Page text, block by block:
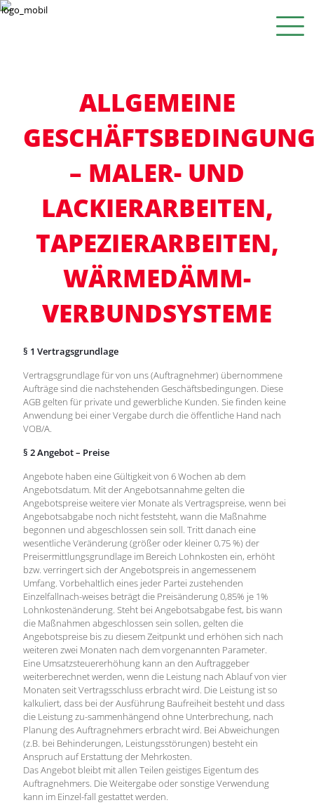
ALLGEMEINE
– MALER- UND
LACKIERARBEITEN,
TAPEZIERARBEITEN,
WÄRMEDÄMM-
VERBUNDSYSTEME
§ 1 Vertragsgrundlage
Vertragsgrundlage für von uns (Auftragnehmer) übernommene
Aufträge sind die nachstehenden Geschäftsbedingungen. Diese
AGB gelten für private und gewerbliche Kunden. Sie finden keine
Anwendung bei einer Vergabe durch die öffentliche Hand nach
VOB/A.
§ 2 Angebot – Preise
Angebote haben eine Gültigkeit von 6 Wochen ab dem
Angebotsdatum. Mit der Angebotsannahme gelten die
Angebotspreise weitere vier Monate als Vertragspreise, wenn bei
Angebotsabgabe noch nicht feststeht, wann die Maßnahme
begonnen und abgeschlossen sein soll. Tritt danach eine
wesentliche Veränderung (größer oder kleiner 0,75 %) der
Preisermittlungsgrundlage im Bereich Lohnkosten ein, erhöht
bzw. verringert sich der Angebotspreis in angemessenem
Umfang. Vorbehaltlich eines jeder Partei zustehenden
Einzelfallnach-weises beträgt die Preisänderung 0,85% je 1%
Lohnkostenänderung. Steht bei Angebotsabgabe fest, bis wann
die Maßnahmen abgeschlossen sein sollen, gelten die
Angebotspreise bis zu diesem Zeitpunkt und erhöhen sich nach
weiteren zwei Monaten nach dem vorgenannten Parameter.
Eine Umsatzsteuererhöhung kann an den Auftraggeber
weiterberechnet werden, wenn die Leistung nach Ablauf von vier
Monaten seit Vertragsschluss erbracht wird. Die Leistung ist so
kalkuliert, dass bei der Ausführung Baufreiheit besteht und dass
die Leistung zu-sammenhängend ohne Unterbrechung, nach
Planung des Auftragnehmers erbracht wird. Bei Abweichungen
(z.B. bei Behinderungen, Leistungsstörungen) besteht ein
Anspruch auf Erstattung der Mehrkosten.
Das Angebot bleibt mit allen Teilen geistiges Eigentum des
Auftragnehmers. Die Weitergabe oder sonstige Verwendung
kann im Einzel-fall gestattet werden.